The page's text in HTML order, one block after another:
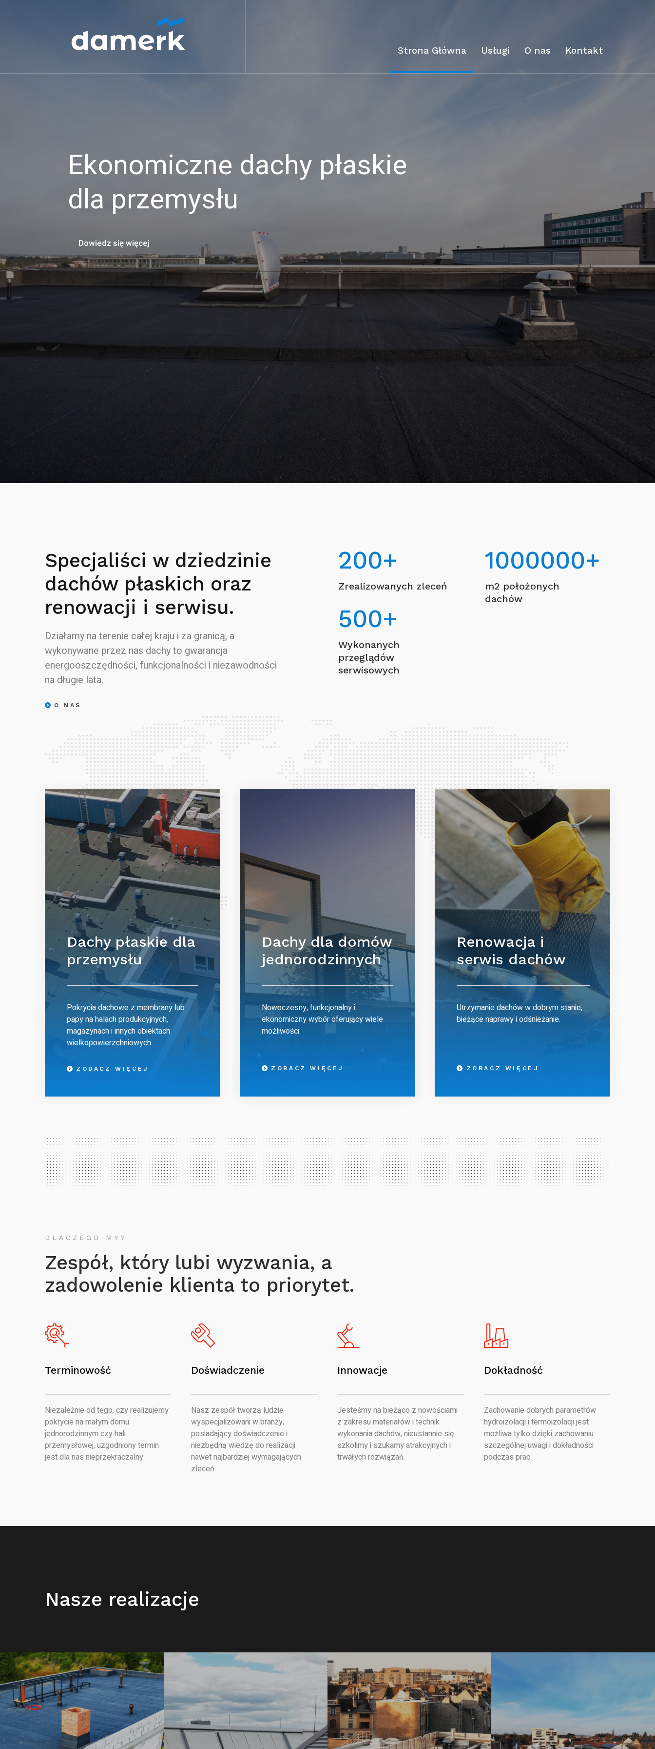
Strona Główna Usługi O nas Kontakt
Ekonomiczne dachy płaskie
dla przemysłu
Dowiedz się więcej
Specjaliści w dziedzinie
dachów płaskich oraz
renowacji i serwisu.
Działamy na terenie całej kraju i za granicą, a
wykonywane przez nas dachy to gwarancja
energooszczędności, funkcjonalności i niezawodności
na długie lata.
O NAS
200+
Zrealizowanych zleceń
500+
Wykonanych
przeglądów
serwisowych
1000000+
m2 położonych
dachów
Dachy płaskie dla
przemysłu
Pokrycia dachowe z membrany lub
papy na halach produkcyjnych,
magazynach i innych obiektach
wielkopowierzchniowych.
ZOBACZ WIĘCEJ
Dachy dla domów
jednorodzinnych
Nowoczesny, funkcjonalny i
ekonomiczny wybór oferujący wiele
możliwości.
ZOBACZ WIĘCEJ
Renowacja i
serwis dachów
Utrzymanie dachów w dobrym stanie,
bieżące naprawy i odśnieżanie.
ZOBACZ WIĘCEJ
DLACZEGO MY?
Zespół, który lubi wyzwania, a
zadowolenie klienta to priorytet.
Terminowość
Niezależnie od tego, czy realizujemy
pokrycie na małym domu
jednorodzinnym czy hali
przemysłowej, uzgodniony termin
jest dla nas nieprzekraczalny.
Doświadczenie
Nasz zespół tworzą ludzie
wyspecjalizowani w branży,
posiadający doświadczenie i
niezbędną wiedzę do realizacji
nawet najbardziej wymagających
zleceń.
Innowacje
Jesteśmy na bieżąco z nowościami
z zakresu materiałów i technik
wykonania dachów, nieustannie się
szkolimy i szukamy atrakcyjnych i
trwałych rozwiązań.
Dokładność
Zachowanie dobrych parametrów
hydroizolacji i termoizolacji jest
możliwa tylko dzięki zachowaniu
szczególnej uwagi i dokładności
podczas prac.
Nasze realizacje